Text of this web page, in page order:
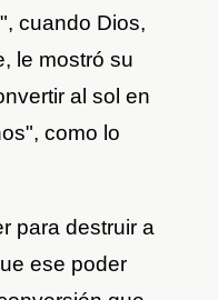
cuando Dios,
le mostró su
al sol en
como lo
para destruir a
ese poder